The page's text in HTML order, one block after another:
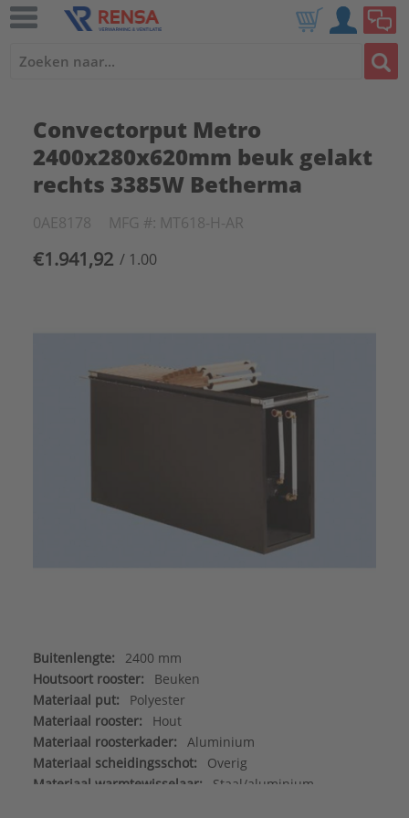
Convectorput Metro
2400x280x620mm beuk gelakt
rechts 3385W Betherma
0AE8178 MFG #: MT618-H-AR
€1.941,92 / 1.00
Buitenlengte:
2400 mm
Houtsoort rooster:
Beuken
Materiaal put:
Polyester
Materiaal rooster:
Hout
Materiaal roosterkader:
Aluminium
Materiaal scheidingsschot:
Overig
Materiaal warmtewisselaar:
Staal/aluminium